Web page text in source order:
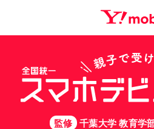
監修 千葉大学 教育学